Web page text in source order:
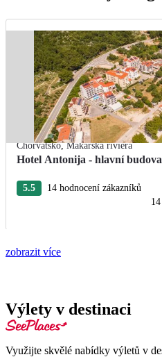
Chorvatsko,Makarská riviéra
Hotel Antonija - hlavní budova
5.5
14 hodnocení zákazníků
zobrazit více
Výlety v destinaci
Využijte skvělé nabídky výletů v